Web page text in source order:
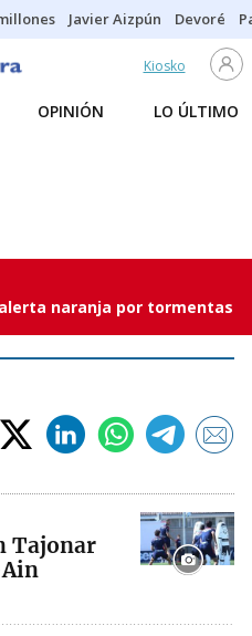
Javier Aizpún Devoré
Kiosko
OPINIÓN LO ÚLTIMO
naranja por tormentas
Tajonar